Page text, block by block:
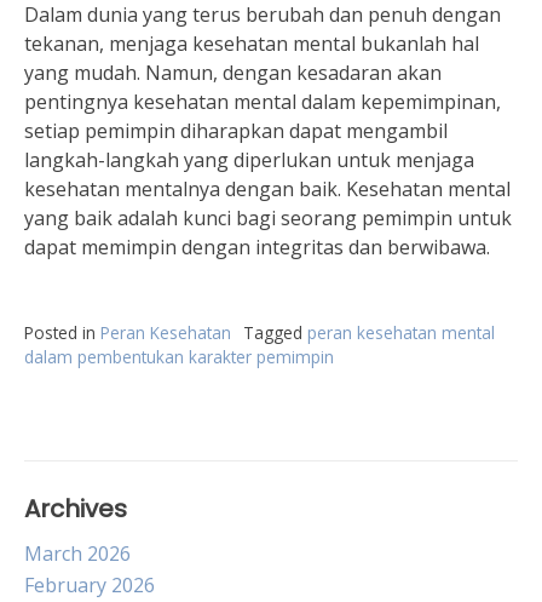
Dalam dunia yang terus berubah dan penuh dengan
tekanan, menjaga kesehatan mental bukanlah hal
yang mudah. Namun, dengan kesadaran akan
pentingnya kesehatan mental dalam kepemimpinan,
setiap pemimpin diharapkan dapat mengambil
langkah-langkah yang diperlukan untuk menjaga
kesehatan mentalnya dengan baik. Kesehatan mental
yang baik adalah kunci bagi seorang pemimpin untuk
dapat memimpin dengan integritas dan berwibawa.
Posted in Peran Kesehatan Tagged peran kesehatan mental
dalam pembentukan karakter pemimpin
Archives
March 2026
February 2026